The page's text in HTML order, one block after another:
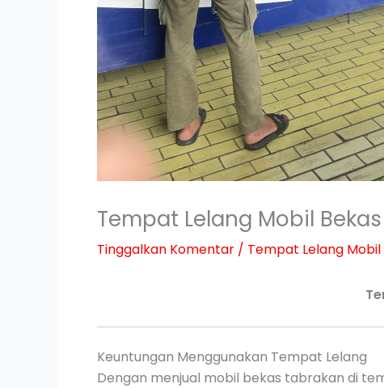
Tempat Lelang Mobil
Tinggalkan Komentar / Tempat Lelang
Keuntungan Menggunakan Tempat Lelang
Dengan menjual mobil bekas tabrakan di